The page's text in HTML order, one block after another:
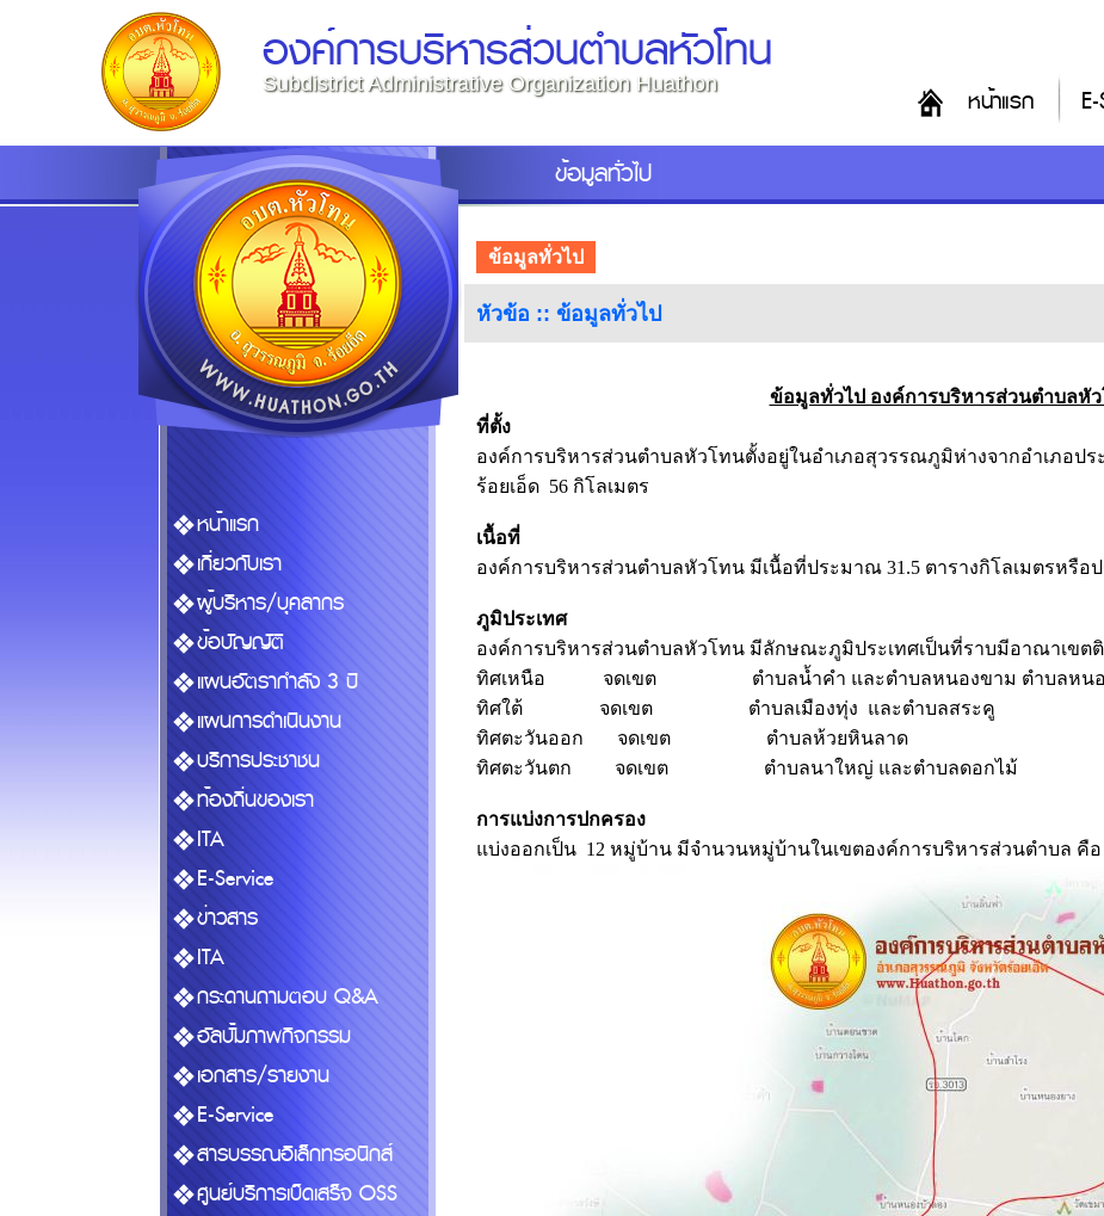
องค์การบริหารส่วนตำบลหัวโทน
Subdistrict Administrative Organization Huathon
หน้าแรก
ข้อมูลทั่วไป
หน้าแรก
เกี่ยวกับเรา
ผู้บริหาร/บุคลากร
ข้อบัญญัติ
แผนอัตรากำลัง 3 ปี
แผนการดำเนินงาน
บริการประชาชน
ท้องถิ่นของเรา
ITA
E-Service
ข่าวสาร
ITA
กระดานถามตอบ Q&A
อัลบั้มภาพกิจกรรม
เอกสาร/รายงาน
E-Service
สารบรรณอิเล็กทรอนิกส์
ศูนย์บริการเบ็ดเสร็จ OSS
ข้อมูลทั่วไป
หัวข้อ :: ข้อมูลทั่วไป
ข้อมูลทั่วไป องค์การบริหารส่วนตำบลหั
ที่ตั้ง
องค์การบริหารส่วนตำบลหัวโทนตั้งอยู่ในอำเภอสุวรรณภูมิห่างจากอำเภอปร
ร้อยเอ็ด 56 กิโลเมตร
เนื้อที่
องค์การบริหารส่วนตำบลหัวโทน มีเนื้อที่ประมาณ 31.5 ตารางกิโลเมตรหรือป
ภูมิประเทศ
องค์การบริหารส่วนตำบลหัวโทน มีลักษณะภูมิประเทศเป็นที่ราบมีอาณาเขต
ทิศเหนือ จดเขต ตำบลน้ำคำ และตำบลหนองขาม ตำบลหนองห
ทิศใต้ จดเขต ตำบลเมืองทุ่ง และตำบลสระคู
ทิศตะวันออก จดเขต ตำบลห้วยหินลาด
ทิศตะวันตก จดเขต ตำบลนาใหญ่ และตำบลดอกไม้
การแบ่งการปกครอง
แบ่งออกเป็น 12 หมู่บ้าน มีจำนวนหมู่บ้านในเขตองค์การบริหารส่วนตำบล คือ